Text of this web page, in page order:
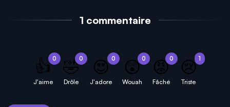
1 commentaire
0
👍
J'aime
0
🤣
Drôle
0
😍
J'adore
0
😲
Wouah
0
😡
Fâché
1
😢
Triste